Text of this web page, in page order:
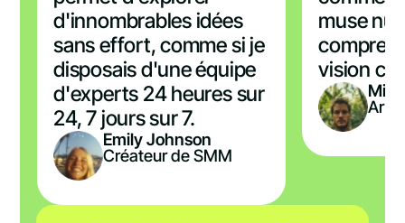
d'innombrables idées
sans effort, comme si je
disposais d'une équipe
d'experts 24 heures sur
24, 7 jours sur 7.
Emily Johnson
Créateur de SMM
muse
vision